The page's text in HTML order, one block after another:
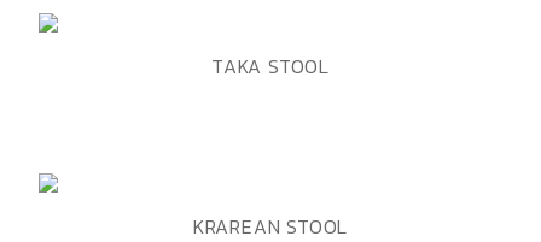
ADD TO WISHLIST
TAKA STOOL
ADD TO WISHLIST
QUICK VIEWKRAREAN STOOL